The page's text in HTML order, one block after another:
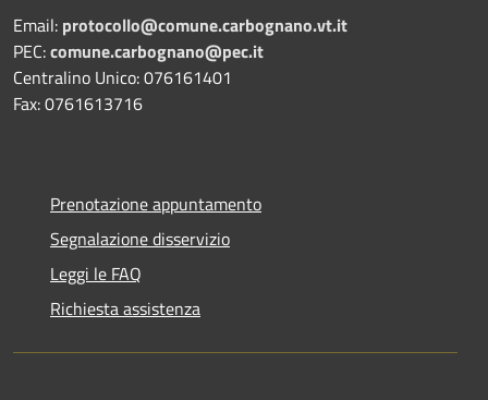
Email: protocollo@comune.carbognano.vt.it
PEC:comune.carbognano@pec.it
Centralino Unico: 076161401
Fax: 0761613716
Prenotazione appuntamento
Segnalazione disservizio
Leggi le FAQ
Richiesta assistenza